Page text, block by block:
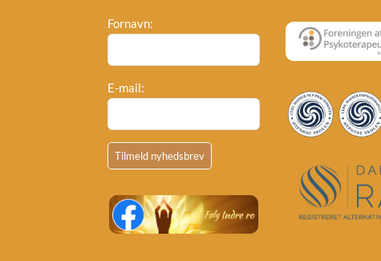
Fornavn:
E-mail: